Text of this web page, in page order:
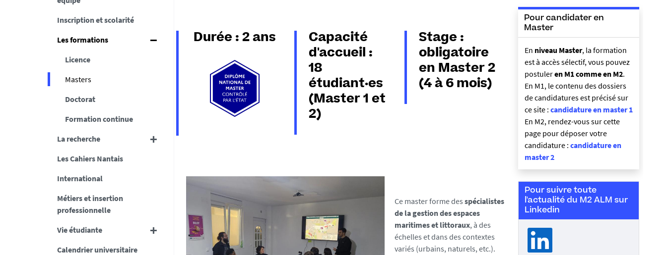
Inscription et scolarité
Les formations
Licence
Masters
Doctorat
Formation continue
La recherche
Les Cahiers Nantais
International
Métiers et insertion
professionnelle
Vie étudiante
Calendrier universitaire
Durée : 2 ans
Capacité
d'accueil :
18
étudiant·es
(Master 1 et
2)
Stage :
obligatoire
en Master 2
(4 à 6 mois)
Ce master forme des spécialistes
de la gestion des espaces
maritimes et littoraux, à des
échelles et dans des contextes
variés (urbains, naturels, etc.).
Pour candidater en
Master
En niveau Master, la formation
est à accès sélectif, vous pouvez
postuleren M1 comme en M2.
En M1, le contenu des dossiers
de candidatures est précisé sur
ce site : candidature en master 1
En M2, rendez-vous sur cette
page pour déposer votre
candidature : candidature en
master 2
Pour suivre toute
l'actualité du M2 ALM sur
Linkedin